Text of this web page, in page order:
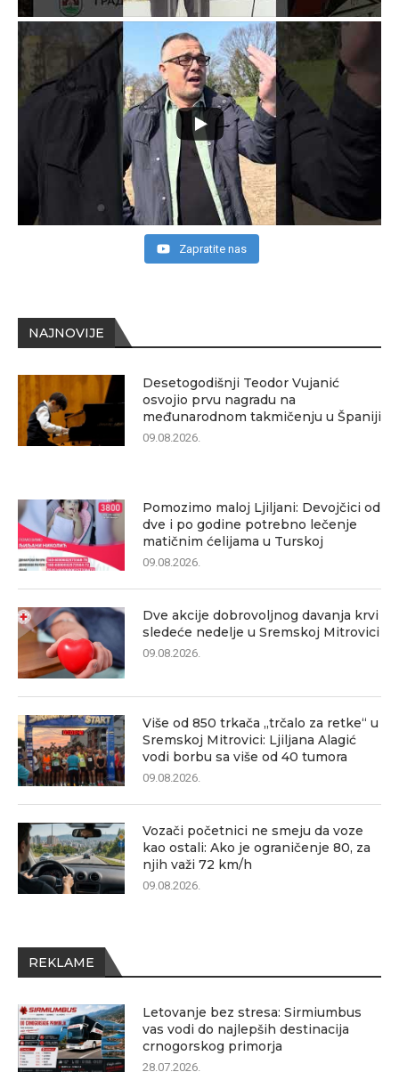
NAJNOVIJE
Desetogodišnji Teodor Vujanić
osvojio prvu nagradu na
međunarodnom takmičenju u Španiji
09.08.2026.
Pomozimo maloj Ljiljani: Devojčici od
dve i po godine potrebno lečenje
matičnim ćelijama u Turskoj
09.08.2026.
Dve akcije dobrovoljnog davanja krvi
sledeće nedelje u Sremskoj Mitrovici
09.08.2026.
Više od 850 trkača „trčalo za retke“ u
Sremskoj Mitrovici: Ljiljana Alagić
vodi borbu sa više od 40 tumora
09.08.2026.
Vozači početnici ne smeju da voze
kao ostali: Ako je ograničenje 80, za
njih važi 72 km/h
09.08.2026.
REKLAME
Letovanje bez stresa: Sirmiumbus
vas vodi do najlepših destinacija
crnogorskog primorja
28.07.2026.
Zapratite nas